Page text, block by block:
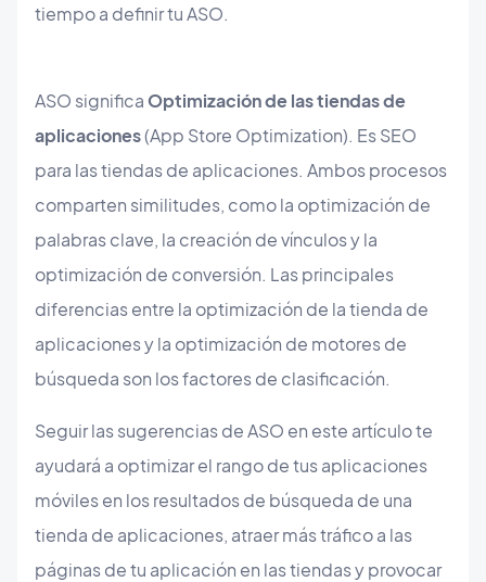
tiempo a definir tu ASO.
ASO significaOptimización de las tiendas de
aplicaciones(App Store Optimization). Es SEO
para las tiendas de aplicaciones. Ambos procesos
comparten similitudes, como la optimización de
palabras clave, la creación de vínculos y la
optimización de conversión. Las principales
diferencias entre la optimización de la tienda de
aplicaciones y la optimización de motores de
búsqueda son los factores de clasificación.
Seguir las sugerencias de ASO en este artículo te
ayudará a optimizar el rango de tus aplicaciones
móviles en los resultados de búsqueda de una
tienda de aplicaciones, atraer más tráfico a las
páginas de tu aplicación en las tiendas y provocar